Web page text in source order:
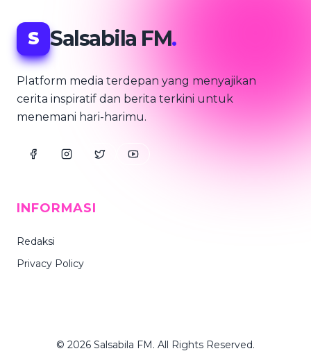
S Salsabila FM.
Platform media terdepan yang menyajikan
cerita inspiratif dan berita terkini untuk
menemani hari-harimu.
INFORMASI
Redaksi
Privacy Policy
© 2026 Salsabila FM. All Rights Reserved.